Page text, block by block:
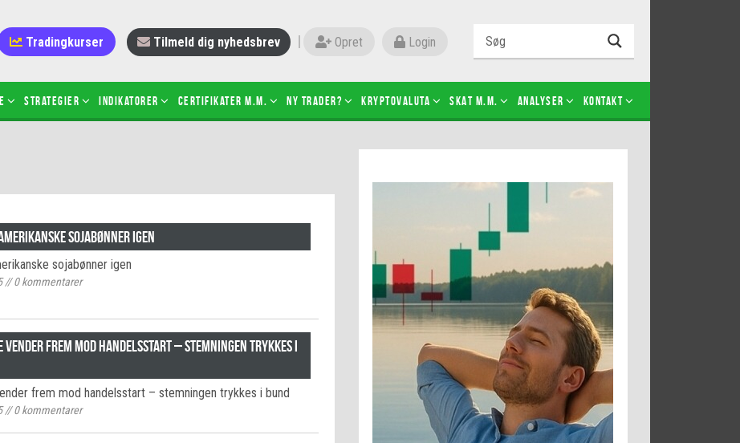
Tradingkurser Tilmeld dig nyhedsbrev Opret Login
Strategier Indikatorer Certifikater m.m. Ny trader?
bruges stop-loss
sætter du på spil ved CFD-
fungerer BULL & BEAR-
Det betyder de nye ESMA-regler
Futures-kontrakter
Kopier Jeppe Kirk Bonde
Kryptovaluta SKAT m.m. Analyser Kontakt
sojabønner igen
sojabønner igen
//0kommentarer
vender frem mod handelsstart – stemningen trykkes i
frem mod handelsstart – stemningen trykkes i bund
//0kommentarer